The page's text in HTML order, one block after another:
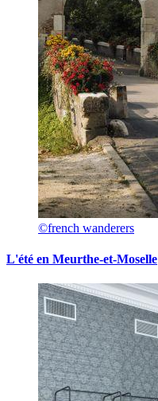
©french wanderers
L'été en Meurthe-et-Moselle